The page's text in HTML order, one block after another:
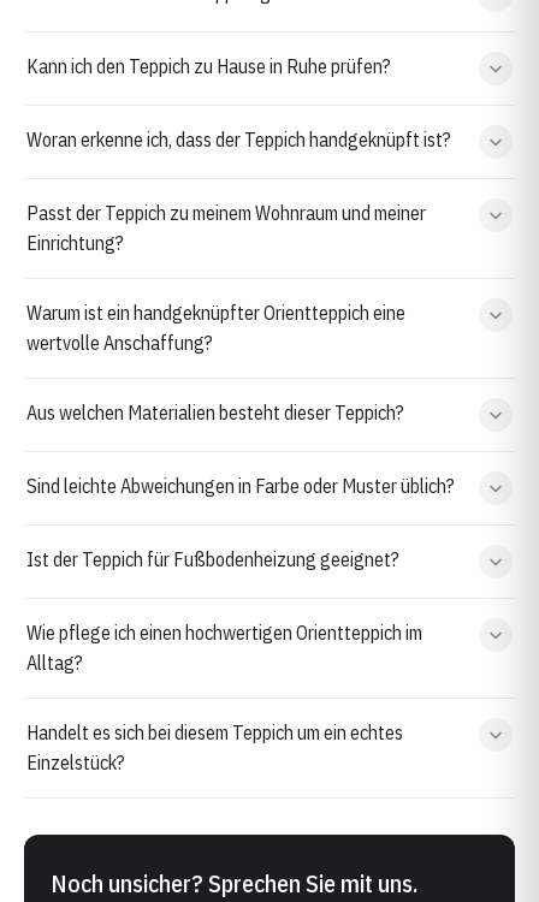
Kann ich den Teppich zu Hause in Ruhe prüfen?
Woran erkenne ich, dass der Teppich handgeknüpft ist?
Passt der Teppich zu meinem Wohnraum und meiner
Einrichtung?
Warum ist ein handgeknüpfter Orientteppich eine
wertvolle Anschaffung?
Aus welchen Materialien besteht dieser Teppich?
Sind leichte Abweichungen in Farbe oder Muster üblich?
Ist der Teppich für Fußbodenheizung geeignet?
Wie pflege ich einen hochwertigen Orientteppich im
Alltag?
Handelt es sich bei diesem Teppich um ein echtes
Einzelstück?
Noch unsicher? Sprechen Sie mit uns.